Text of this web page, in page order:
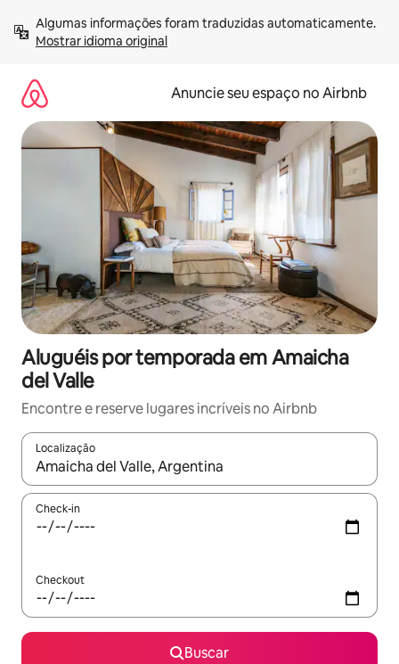
para
Mostrar idioma original
Anuncie seu espaço no Airbnb
Aluguéis por temporada em Amaicha
del Valle
Encontre e reserve lugares incríveis no Airbnb
Localização
Quando os resultados estiverem disponíveis, explore-os
Check-in
Checkout
Buscar